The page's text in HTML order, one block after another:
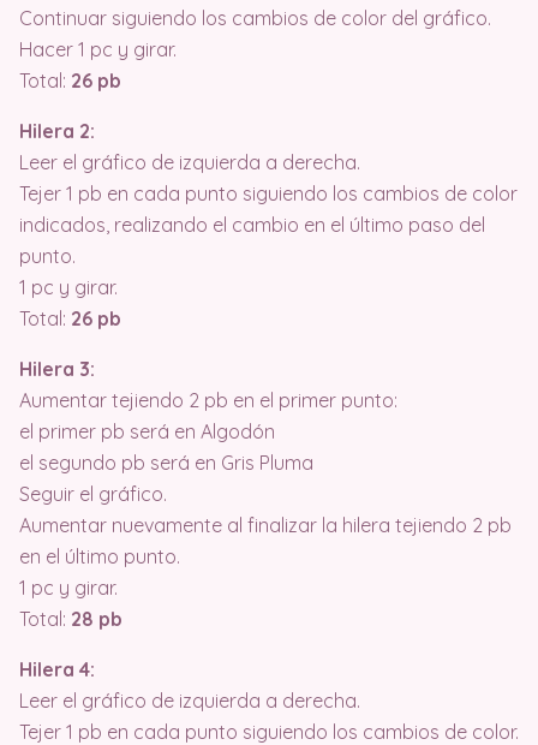
Continuar siguiendo los cambios de color del gráfico.
Hacer 1 pc y girar.
Total: 26 pb
Hilera 2:
Leer el gráfico de izquierda a derecha.
Tejer 1 pb en cada punto siguiendo los cambios de color
indicados, realizando el cambio en el último paso del
punto.
1 pc y girar.
Total: 26 pb
Hilera 3:
Aumentar tejiendo 2 pb en el primer punto:
el primer pb será en Algodón
el segundo pb será en Gris Pluma
Seguir el gráfico.
Aumentar nuevamente al finalizar la hilera tejiendo 2 pb
en el último punto.
1 pc y girar.
Total: 28 pb
Hilera 4:
Leer el gráfico de izquierda a derecha.
Tejer 1 pb en cada punto siguiendo los cambios de color.